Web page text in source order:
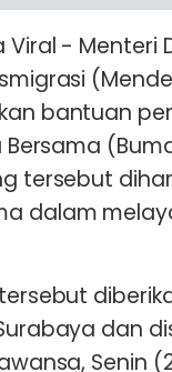
Viral - Menteri
bantuan
Bersama
tersebut
dalam
dan
Senin